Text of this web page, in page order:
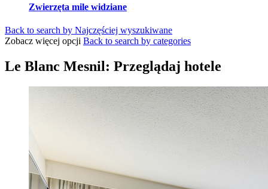
Zwierzęta mile widziane
Back to search by Najczęściej wyszukiwane
Zobacz więcej opcji Back to search by categories
Le Blanc Mesnil: Przeglądaj hotele